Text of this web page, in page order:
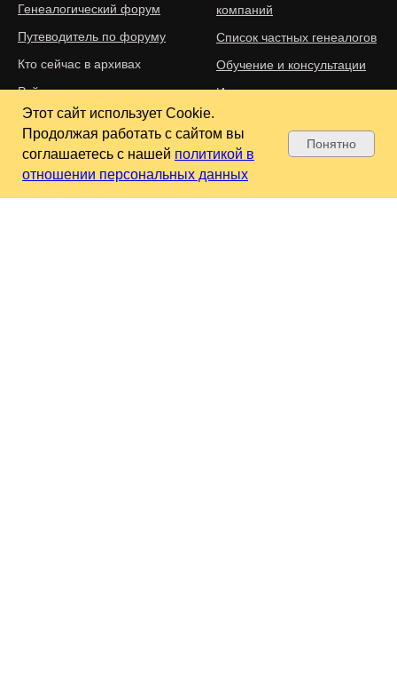
Генеалогический форум
Путеводитель по форуму
Кто сейчас в архивах
Рейтинг архивов
Безопасность на сайте ВГД
компаний
Список частных генеалогов
Обучение и консультации
Изготовление родословных
Реставрация фото и
документов
Советы по подбору
Этот сайт использует Cookie.
Продолжая работать с сайтом вы
соглашаетесь с нашей политикой в
отношении персональных данных
Понятно